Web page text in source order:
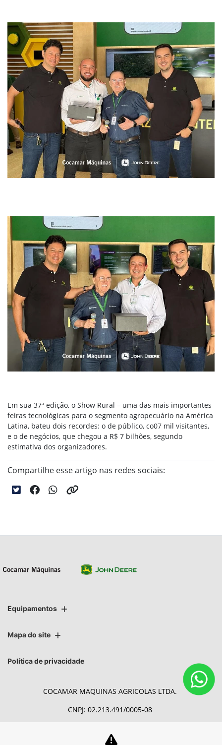
Em sua 37ª edição, o Show Rural – uma das mais importantes
feiras tecnológicas para o segmento agropecuário na América
Latina, bateu dois recordes: o de público, co07 mil visitantes,
e o de negócios, que chegou a R$ 7 bilhões, segundo
estimativa dos organizadores.
Compartilhe esse artigo nas redes sociais:
Equipamentos
Mapa do site
Política de privacidade
COCAMAR MAQUINAS AGRICOLAS LTDA.
CNPJ: 02.213.491/0005-08